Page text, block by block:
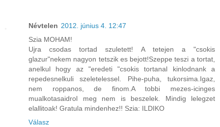
Névtelen 2012. június 4. 12:47
Szia MOHAM!
Ujra csodas tortad szuletett! A tetejen a "csokis
glazur"nekem nagyon tetszik es bejott!Szeppe teszi a tortat,
anelkul hogy az "eredeti "csokis tortanal kinlodnank a
repedesnelkuli szeletelessel. Pihe-puha, tukorsima.Igaz,
nem roppanos, de finom.A tobbi mezes-icinges
mualkotasaidrol meg nem is beszelek. Mindig lelegzet
elallitoak! Gratula mindenhez!! Szia: ILDIKO
Válasz